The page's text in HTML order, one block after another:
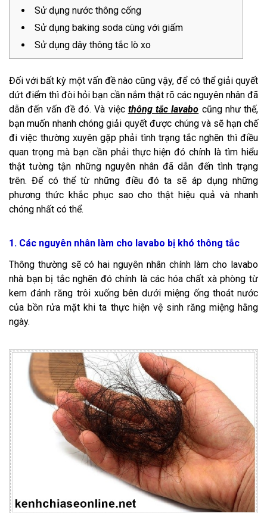
Sử dụng nước thông cống
Sử dụng baking soda cùng với giấm
Sử dụng dây thông tắc lò xo
Đối với bất kỳ một vấn đề nào cũng vậy, để có thể giải quyết
dứt điểm thì đòi hỏi bạn cần nắm thật rõ các nguyên nhân đã
dẫn đến vấn đề đó. Và việc thông tắc lavabo cũng như thế,
bạn muốn nhanh chóng giải quyết được chúng và sẽ hạn chế
đi việc thường xuyên gặp phải tình trạng tắc nghẽn thì điều
quan trọng mà bạn cần phải thực hiện đó chính là tìm hiểu
thật tường tận những nguyên nhân đã dẫn đến tình trạng
trên. Để có thể từ những điều đó ta sẽ áp dụng những
phương thức khắc phục sao cho thật hiệu quả và nhanh
chóng nhất có thể.
1. Các nguyên nhân làm cho lavabo bị khó thông tắc
Thông thường sẽ có hai nguyên nhân chính làm cho lavabo
nhà bạn bị tắc nghẽn đó chính là các hóa chất xà phòng từ
kem đánh răng trôi xuống bên dưới miệng ống thoát nước
của bồn rửa mặt khi ta thực hiện vệ sinh răng miệng hằng
ngày.